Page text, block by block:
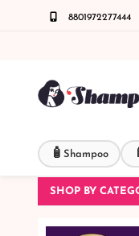
8801972277444
কল করুনঃ ( IMO +
🧴 Shampoo
SHOP BY